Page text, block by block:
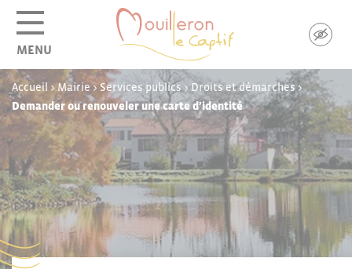
MENU
Accueil >Mairie> Services publics>Droits et démarches>
Demander ou renouveler une carte d’identité
Panneau de gestion des cookies